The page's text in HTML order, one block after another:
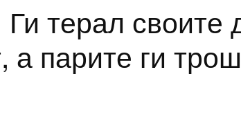
терал своите
а парите ги